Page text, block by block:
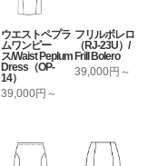
ウエストペプラ
ムワンピー
ス/Waist Peplum
Dress（OP-
14）
39,000円～
フリルボレロ
（RJ-23U）/
Frill Bolero
39,000円～